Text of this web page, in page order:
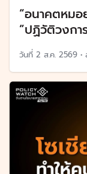
“อนาคตหมอ
”ปฏิวัติวงก
วันที่ 2 ส.ค. 2569 •